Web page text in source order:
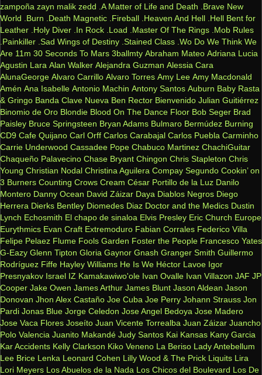
zampoña zayn malik zedd .A Matter of Life and Death
.Brave New
World
.Burn .Death Magnetic .Fireball .Heaven And Hell .Hell Bent for
Leather .Holy Diver .In Rock .Load .Master Of The Rings .Mob Rules
.Painkiller .Sad Wings of Destiny .Stained Class .Wo Do We Think We
Are 11m 30 Seconds To Mars 3ballmty Abraham Mateo Adriana Lucia
Agustin Lara Alan Walker Alejandra Guzman Alessia Cara
AlunaGeorge Alvaro Carrillo Alvaro Torres Amy Lee Amy Macdonald
Amén Ana Isabelle Antonio Machin Antony Santos Auburn Baby Rasta
& Gringo Banda Clave Nueva Ben Rector Bienvenido Julian Guitiérrez
Binomio de Oro Blondie Blood On The Dance Floor Bob Seger Brad
Paisley Bruce Springsteen Bryan Adams Bulmaro Bermúdez Burning
CD9 Cafe Quijano Carl Orff Carlos Carabajal Carlos Puebla Carminho
Carrie Underwood Cassadee Pope Chabuco Martinez ChachiGuitar
Chaqueño Palavecino Chase Bryant Chingon Chris Stapleton Chris
Young Christian Nodal Christina Aguilera Compay Segundo Cookin’ on
3 Burners Counting Crows Cream César Portillo de la Luz Danilo
Montero Danny Ocean David Záizar Daya Diablos Negros Diego
Herrera Dierks Bentley Diomedes Diaz Doctor and the Medics Dustin
Lynch Echosmith El chapo de sinaloa Elvis Presley Eric Church Europe
Eurythmics Evan Craft Extremoduro Fabian Corrales Federico Villa
Felipe Pelaez Flume Fools Garden Foster the People Francesco Yates
G-Eazy Glenn Tipton Gloria Gaynor Gnash Granger Smith Guillermo
Rodríguez Fiffe Hayley Williams He Is We Héctor Lavoe Igor
Presnyakov Israel IZ Kamakawiwo'ole Ivan Ovalle Ivan Villazon JAF JP
Cooper Jake Owen James Arthur James Blunt Jason Aldean Jason
Donovan Jhon Alex Castaño Joe Cuba Joe Perry Johann Strauss Jon
Pardi Jonas Blue Jorge Celedon Jose Angel Bedoya Jose Madero
Jose Vaca Flores Joseíto Juan Vicente Torrealba Juan Záizar Juancho
Polo Valencia Juanito Makandé Judy Santos Kai Kansas Kany Garcia
Kar Accidents Kelly Clarkson Kiko Veneno La Beriso Lady Antebellum
Lee Brice Lenka Leonard Cohen Lilly Wood & The Prick Liquits Lira
Lori Meyers Los Abuelos de la Nada Los Chicos del Boulevard Los De